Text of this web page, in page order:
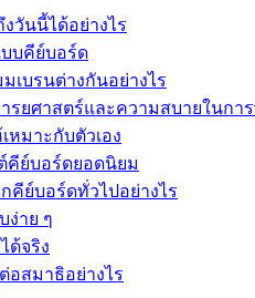
วันนี้ได้อย่างไร
บบคีย์บอร์ด
เบรนต่างกันอย่างไร
รยศาสตร์และความสบายในกา
หมาะกับตัวเอง
ต์คีย์บอร์ดยอดนิยม
คีย์บอร์ดทั่วไปอย่างไร
ง่าย ๆ
ด้จริง
อสมาธิอย่างไร